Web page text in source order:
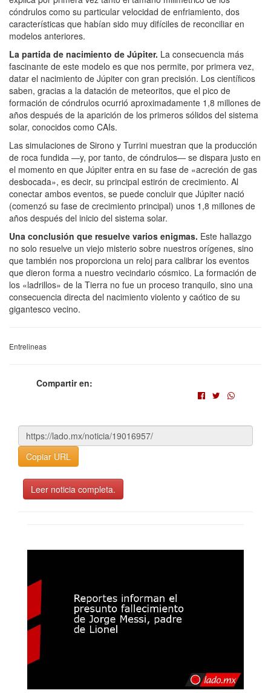
cóndrulos como su particular velocidad de enfriamiento, dos
características que habían sido muy difíciles de reconciliar en
modelos anteriores.
La partida de nacimiento de Júpiter. La consecuencia más
fascinante de este modelo es que nos permite, por primera vez,
datar el nacimiento de Júpiter con gran precisión. Los científicos
saben, gracias a la datación de meteoritos, que el pico de
formación de cóndrulos ocurrió aproximadamente 1,8 millones de
años después de la aparición de los primeros sólidos del sistema
solar, conocidos como CAIs.
Las simulaciones de Sirono y Turrini muestran que la producción
de roca fundida —y, por tanto, de cóndrulos— se dispara justo en
el momento en que Júpiter entra en su fase de «acreción de gas
desbocada», es decir, su principal estirón de crecimiento. Al
conectar ambos eventos, se puede concluir que Júpiter nació
(comenzó su fase de crecimiento principal) unos 1,8 millones de
años después del inicio del sistema solar.
Una conclusión que resuelve varios enigmas. Este hallazgo
no solo resuelve un viejo misterio sobre nuestros orígenes, sino
que también nos proporciona un reloj para calibrar los eventos
que dieron forma a nuestro vecindario cósmico. La formación de
los «ladrillos» de la Tierra no fue un proceso tranquilo, sino una
consecuencia directa del nacimiento violento y caótico de su
gigantesco vecino.
Entrelineas
Compartir en:
Copiar URL
Leer noticia completa.